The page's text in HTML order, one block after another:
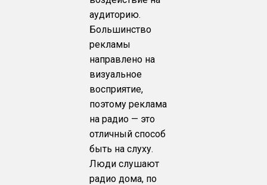
аудиторию.
Большинство
рекламы
направлено на
визуальное
восприятие,
поэтому реклама
на радио — это
отличный способ
быть на слуху.
Люди слушают
радио дома, по